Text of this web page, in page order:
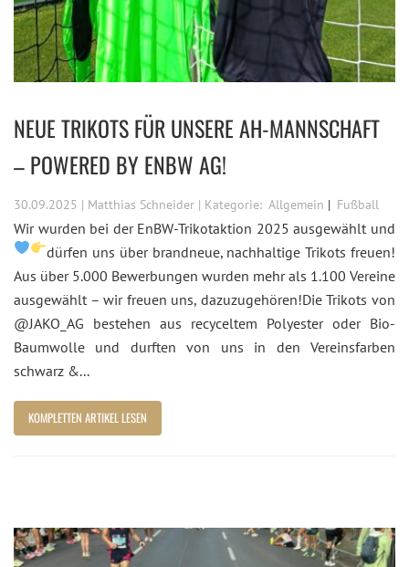
NEUE TRIKOTS FÜR UNSERE AH-MANNSCHAFT
– POWERED BY ENBW AG!
30.09.2025 | Matthias Schneider | Kategorie: Allgemein Fußball
Wir wurden bei der EnBW-Trikotaktion 2025 ausgewählt und
dürfen uns über brandneue, nachhaltige Trikots freuen!
Aus über 5.000 Bewerbungen wurden mehr als 1.100 Vereine
ausgewählt – wir freuen uns, dazuzugehören!Die Trikots von
@JAKO_AG bestehen aus recyceltem Polyester oder Bio-
Baumwolle und durften von uns in den Vereinsfarben
schwarz &...
KOMPLETTEN ARTIKEL LESEN